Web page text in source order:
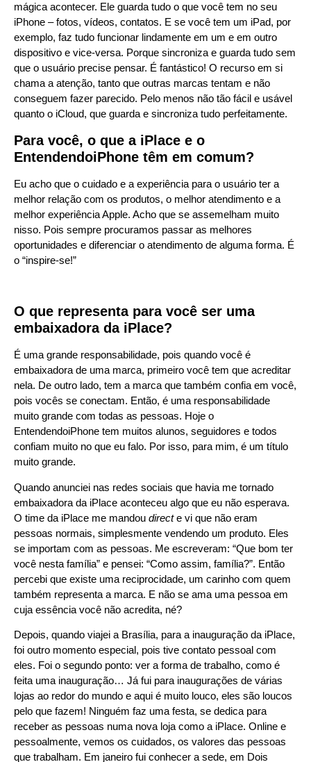
mágica acontecer. Ele guarda tudo o que você tem no seu
iPhone – fotos, vídeos, contatos. E se você tem um iPad, por
exemplo, faz tudo funcionar lindamente em um e em outro
dispositivo e vice-versa. Porque sincroniza e guarda tudo sem
que o usuário precise pensar. É fantástico! O recurso em si
chama a atenção, tanto que outras marcas tentam e não
conseguem fazer parecido. Pelo menos não tão fácil e usável
quanto o iCloud, que guarda e sincroniza tudo perfeitamente.
Para você, o que a iPlace e o
EntendendoiPhone têm em comum?
Eu acho que o cuidado e a experiência para o usuário ter a
melhor relação com os produtos, o melhor atendimento e a
melhor experiência Apple. Acho que se assemelham muito
nisso. Pois sempre procuramos passar as melhores
oportunidades e diferenciar o atendimento de alguma forma. É
o “inspire-se!”
O que representa para você ser uma
embaixadora da iPlace?
É uma grande responsabilidade, pois quando você é
embaixadora de uma marca, primeiro você tem que acreditar
nela. De outro lado, tem a marca que também confia em você,
pois vocês se conectam. Então, é uma responsabilidade
muito grande com todas as pessoas. Hoje o
EntendendoiPhone tem muitos alunos, seguidores e todos
confiam muito no que eu falo. Por isso, para mim, é um título
muito grande.
Quando anunciei nas redes sociais que havia me tornado
embaixadora da iPlace aconteceu algo que eu não esperava.
O time da iPlace me mandou directe vi que não eram
pessoas normais, simplesmente vendendo um produto. Eles
se importam com as pessoas. Me escreveram: “Que bom ter
você nesta família” e pensei: “Como assim, família?”. Então
percebi que existe uma reciprocidade, um carinho com quem
também representa a marca. E não se ama uma pessoa em
cuja essência você não acredita, né?
Depois, quando viajei a Brasília, para a inauguração da iPlace,
foi outro momento especial, pois tive contato pessoal com
eles. Foi o segundo ponto: ver a forma de trabalho, como é
feita uma inauguração… Já fui para inaugurações de várias
lojas ao redor do mundo e aqui é muito louco, eles são loucos
pelo que fazem! Ninguém faz uma festa, se dedica para
receber as pessoas numa nova loja como a iPlace. Online e
pessoalmente, vemos os cuidados, os valores das pessoas
que trabalham. Em janeiro fui conhecer a sede, em Dois